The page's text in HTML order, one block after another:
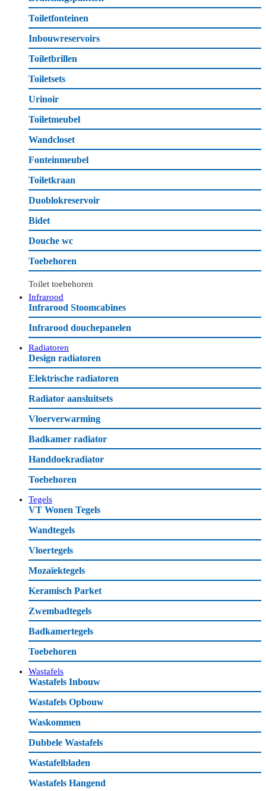
Toiletfonteinen
Inbouwreservoirs
Toiletbrillen
Toiletsets
Urinoir
Toiletmeubel
Wandcloset
Fonteinmeubel
Toiletkraan
Duoblokreservoir
Bidet
Douche wc
Toebehoren
Toilet toebehoren
Infrarood
Infrarood Stoomcabines
Infrarood douchepanelen
Radiatoren
Design radiatoren
Elektrische radiatoren
Radiator aansluitsets
Vloerverwarming
Badkamer radiator
Handdoekradiator
Toebehoren
Tegels
VT Wonen Tegels
Wandtegels
Vloertegels
Mozaïektegels
Keramisch Parket
Zwembadtegels
Badkamertegels
Toebehoren
Wastafels
Wastafels Inbouw
Wastafels Opbouw
Waskommen
Dubbele Wastafels
Wastafelbladen
Wastafels Hangend